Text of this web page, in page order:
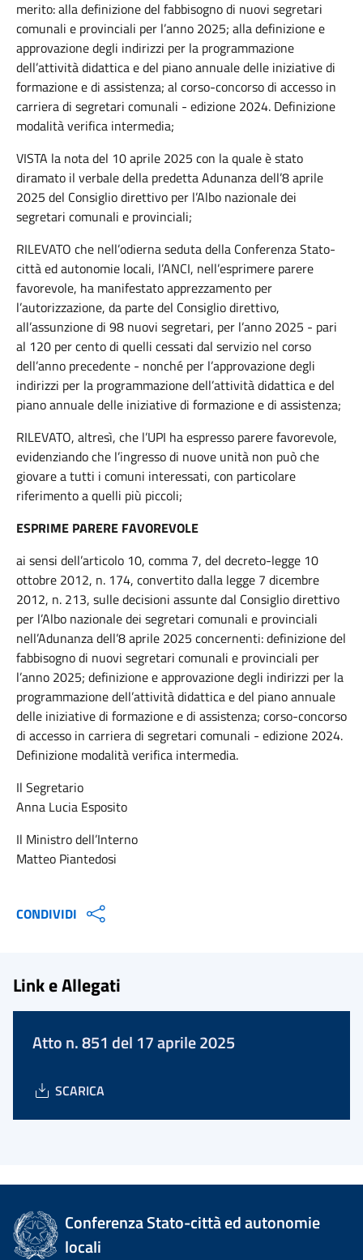
merito: alla definizione del fabbisogno di nuovi segretari
comunali e provinciali per l’anno 2025; alla definizione e
approvazione degli indirizzi per la programmazione
dell’attività didattica e del piano annuale delle iniziative di
formazione e di assistenza; al corso-concorso di accesso in
carriera di segretari comunali - edizione 2024. Definizione
modalità verifica intermedia;
VISTA la nota del 10 aprile 2025 con la quale è stato
diramato il verbale della predetta Adunanza dell’8 aprile
2025 del Consiglio direttivo per l’Albo nazionale dei
segretari comunali e provinciali;
RILEVATO che nell’odierna seduta della Conferenza Stato-
città ed autonomie locali, l’ANCI, nell’esprimere parere
favorevole, ha manifestato apprezzamento per
l’autorizzazione, da parte del Consiglio direttivo,
all’assunzione di 98 nuovi segretari, per l’anno 2025 - pari
al 120 per cento di quelli cessati dal servizio nel corso
dell’anno precedente - nonché per l’approvazione degli
indirizzi per la programmazione dell’attività didattica e del
piano annuale delle iniziative di formazione e di assistenza;
RILEVATO, altresì, che l’UPI ha espresso parere favorevole,
evidenziando che l’ingresso di nuove unità non può che
giovare a tutti i comuni interessati, con particolare
riferimento a quelli più piccoli;
ESPRIME PARERE FAVOREVOLE
ai sensi dell’articolo 10, comma 7, del decreto-legge 10
ottobre 2012, n. 174, convertito dalla legge 7 dicembre
2012, n. 213, sulle decisioni assunte dal Consiglio direttivo
per l’Albo nazionale dei segretari comunali e provinciali
nell’Adunanza dell’8 aprile 2025 concernenti: definizione del
fabbisogno di nuovi segretari comunali e provinciali per
l’anno 2025; definizione e approvazione degli indirizzi per la
programmazione dell’attività didattica e del piano annuale
delle iniziative di formazione e di assistenza; corso-concorso
di accesso in carriera di segretari comunali - edizione 2024.
Definizione modalità verifica intermedia.
Il Segretario
Anna Lucia Esposito
Il Ministro dell’Interno
Matteo Piantedosi
CONDIVIDI
Link e Allegati
Atto n. 851 del 17 aprile 2025
SCARICA
Conferenza Stato-città ed autonomie
locali